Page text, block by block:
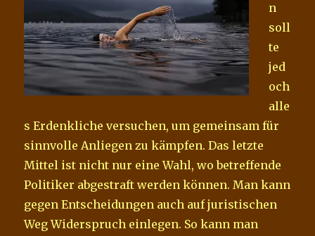
n
soll
te
jed
och
alle
s Erdenkliche versuchen, um gemeinsam für
sinnvolle Anliegen zu kämpfen. Das letzte
Mittel ist nicht nur eine Wahl, wo betreffende
Politiker abgestraft werden können. Man kann
gegen Entscheidungen auch auf juristischen
Weg Widerspruch einlegen. So kann man